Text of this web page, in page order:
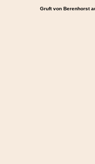
Gruft von Berenhorst